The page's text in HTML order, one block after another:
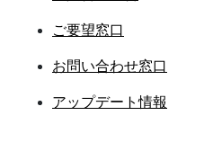
ご要望窓口
お問い合わせ窓口
アップデート情報